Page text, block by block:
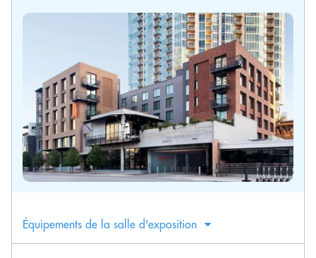
Équipements de la salle d'exposition